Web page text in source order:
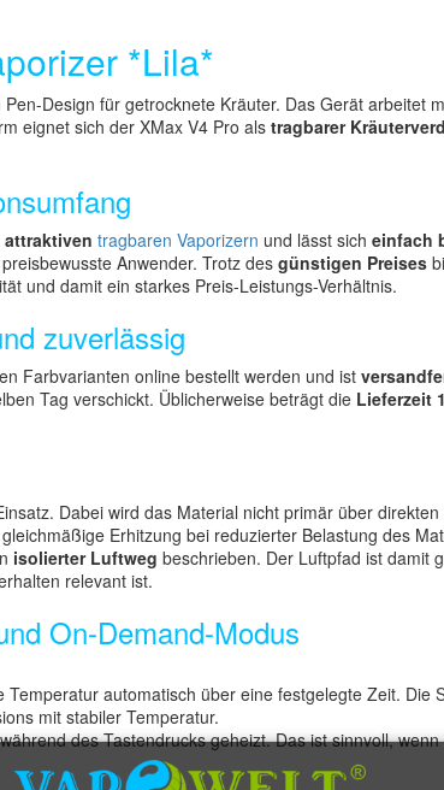
*Lila*
Design für getrocknete Kräuter. Das Gerät arbeitet
eignet sich der XMax V4 Pro alstragbarer
tragbaren Vaporizern und lässt sich einfach
Anwender. Trotz des günstigen Preises
und damit ein starkes Preis-Leistungs-Verhältnis.
zuverlässig
Farbvarianten online bestellt werden und ist
Tag verschickt. Üblicherweise beträgt die Lieferzeit
Dabei wird das Material nicht primär über
Erhitzung bei reduzierter Belastung des
isolierter Luftweg beschrieben. Der Luftpfad ist damit
relevant ist.
On-Demand-Modus
automatisch über eine festgelegte Zeit. Die
mit stabiler Temperatur.
des Tastendrucks geheizt. Das ist sinnvoll,